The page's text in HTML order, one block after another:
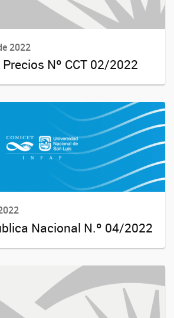
2022
Nº CCT 02/2022
Nacional N.º 04/2022